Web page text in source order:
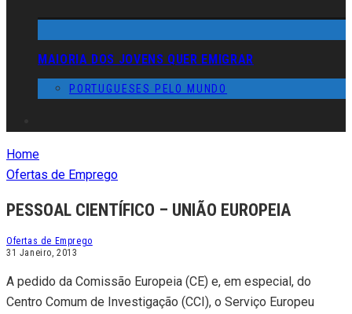
MAIORIA DOS JOVENS QUER EMIGRAR
PORTUGUESES PELO MUNDO
Home
Ofertas de Emprego
PESSOAL CIENTÍFICO – UNIÃO EUROPEIA
Ofertas de Emprego
31 Janeiro, 2013
A pedido da Comissão Europeia (CE) e, em especial, do
Centro Comum de Investigação (CCI), o Serviço Europeu